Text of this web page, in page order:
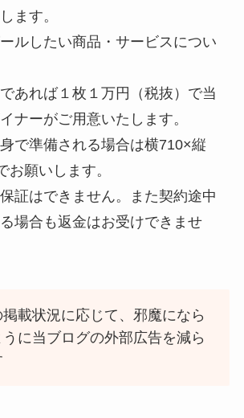
ます。
ルしたい商品・サービスについ
あれば１枚１万円（税抜）で当
ナーがご用意いたします。
で準備される場合は横710×縦
お願いします。
証はできません。また契約途中
場合も返金はお受けできませ
載状況に応じて、邪魔になら
に当ブログの外部広告を減ら